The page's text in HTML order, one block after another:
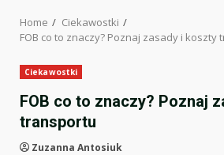
Home
Ciekawostki
FOB co to znaczy? Poznaj zasady i koszty
Ciekawostki
FOB co to znaczy? Poznaj
transportu
Zuzanna Antosiuk